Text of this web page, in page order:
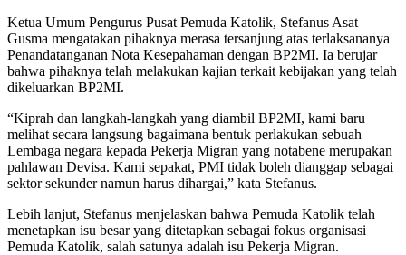
Ketua Umum Pengurus Pusat Pemuda Katolik, Stefanus Asat
Gusma mengatakan pihaknya merasa tersanjung atas terlaksananya
Penandatanganan Nota Kesepahaman dengan BP2MI. Ia berujar
bahwa pihaknya telah melakukan kajian terkait kebijakan yang telah
dikeluarkan BP2MI.
“Kiprah dan langkah-langkah yang diambil BP2MI, kami baru
melihat secara langsung bagaimana bentuk perlakukan sebuah
Lembaga negara kepada Pekerja Migran yang notabene merupakan
pahlawan Devisa. Kami sepakat, PMI tidak boleh dianggap sebagai
sektor sekunder namun harus dihargai,” kata Stefanus.
Lebih lanjut, Stefanus menjelaskan bahwa Pemuda Katolik telah
menetapkan isu besar yang ditetapkan sebagai fokus organisasi
Pemuda Katolik, salah satunya adalah isu Pekerja Migran.